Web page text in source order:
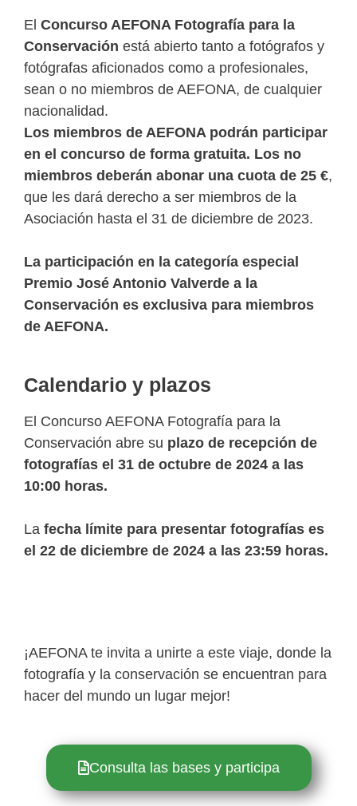
El Concurso AEFONA Fotografía para la
Conservación está abierto tanto a fotógrafos y
fotógrafas aficionados como a profesionales,
sean o no miembros de AEFONA, de cualquier
nacionalidad.
Los miembros de AEFONA podrán participar
en el concurso de forma gratuita. Los no
miembros deberán abonar una cuota de 25 €,
que les dará derecho a ser miembros de la
Asociación hasta el 31 de diciembre de 2023.
La participación en la categoría especial
Premio José Antonio Valverde a la
Conservación es exclusiva para miembros
de AEFONA.
Calendario y plazos
El Concurso AEFONA Fotografía para la
Conservación abre su plazo de recepción de
fotografías el 31 de octubre de 2024 a las
10:00 horas.
La fecha límite para presentar fotografías es
el 22 de diciembre de 2024 a las 23:59 horas.
¡AEFONA te invita a unirte a este viaje, donde la
fotografía y la conservación se encuentran para
hacer del mundo un lugar mejor!
Consulta las bases y participa